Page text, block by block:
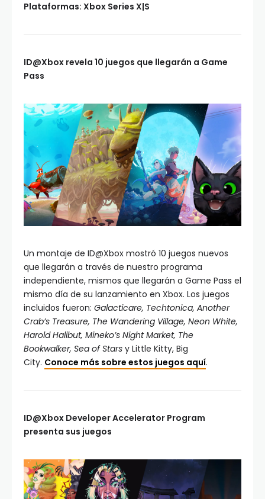
Plataformas: Xbox Series X|S
ID@Xbox revela 10 juegos que llegarán a Game
Pass
Un montaje de ID@Xbox mostró 10 juegos nuevos
que llegarán a través de nuestro programa
independiente, mismos que llegarán a Game Pass el
mismo día de su lanzamiento en Xbox. Los juegos
incluidos fueron: Galacticare, Techtonica, Another
Crab’s Treasure, The Wandering Village, Neon White,
Harold Halibut, Mineko’s Night Market, The
Bookwalker, Sea of Stars y Little Kitty, Big
City. Conoce más sobre estos juegos aquí.
ID@Xbox Developer Accelerator Program
presenta sus juegos